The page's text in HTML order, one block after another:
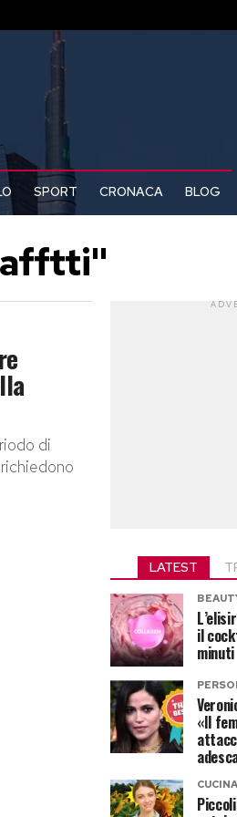
SPORT CRONACA BLOG
afftti"
di
LATEST
il
minuti
«Il
CUCINA